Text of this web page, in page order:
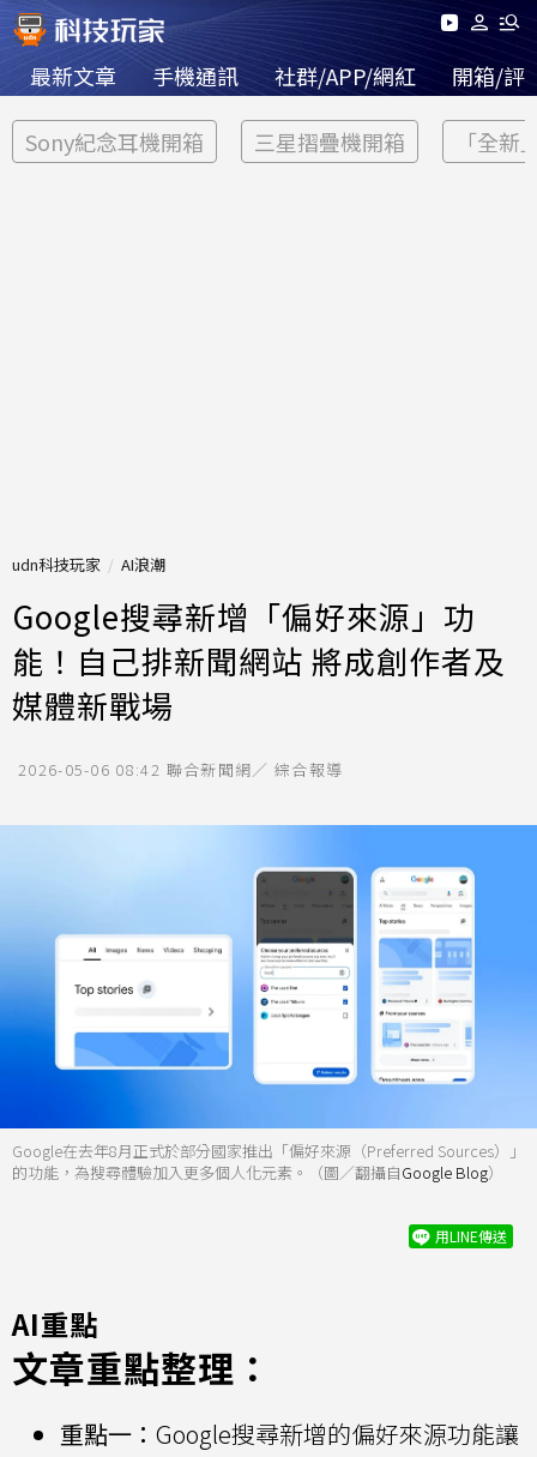
最新文章 手機通訊 社群/APP/網紅 開箱/評
Sony紀念耳機開箱 三星摺疊機開箱 「全新
udn科技玩家 AI浪潮
Google搜尋新增「偏好來源」功
能！自己排新聞網站 將成創作者及
媒體新戰場
2026-05-06 08:42 聯合新聞網／ 綜合報導
Google在去年8月正式於部分國家推出「偏好來源（Preferred Sources）」
的功能，為搜尋體驗加入更多個人化元素。（圖／翻攝自Google Blog）
用LINE傳送
AI重點
文章重點整理：
重點一： Google搜尋新增的偏好來源功能讓